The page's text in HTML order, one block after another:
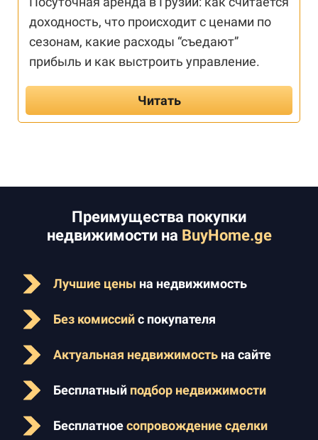
доходность, что происходит с ценами по
сезонам, какие расходы “съедают”
прибыль и как выстроить управление.
Читать
Преимущества покупки
недвижимости на BuyHome.ge
Лучшие цены на недвижимость
Без комиссийс покупателя
Актуальная недвижимость на сайте
Бесплатный подбор недвижимости
Бесплатноесопровождение сделки